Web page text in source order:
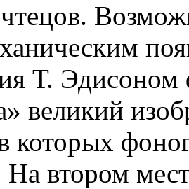
Т.
великий
которых
втором